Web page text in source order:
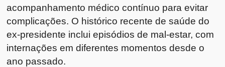
acompanhamento médico contínuo para evitar
complicações. O histórico recente de saúde do
ex-presidente inclui episódios de mal-estar, com
internações em diferentes momentos desde o
ano passado.